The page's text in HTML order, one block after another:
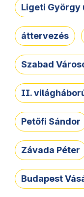
Ligeti György
áttervezés
Szabad
II.
Petőfi Sándor
Závada Péter
Budapest